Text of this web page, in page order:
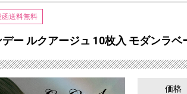
函送料無料
ー ルクアージュ 10枚入 モダンラベ
価格